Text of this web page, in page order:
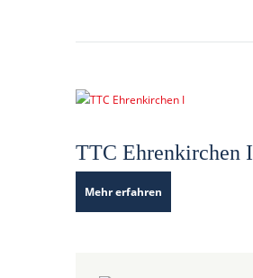
TTC Ehrenkirchen I
Mehr erfahren